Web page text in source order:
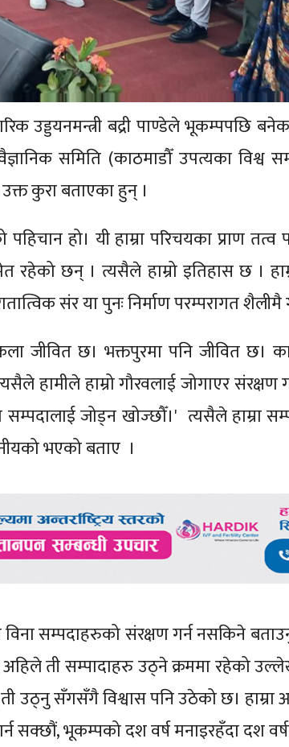
उड्डयनमन्त्री बद्री पाण्डेले भूकम्पपछि
समिति (काठमाडौँ उपत्यका विश्व
कुरा बताएका हुन् ।
हो। यी हाम्रा परिचयका प्राण
रहेको छन् । त्यसैले हाम्रो इतिहास छ ।
संर या पुनः निर्माण परम्परागत
जीवित छ। भक्तपुरमा पनि जीवित छ।
हामीले हाम्रो गौरवलाई जोगाएर संरक्षण
सम्पदालाई जोड्न खोज्छौँ।' त्यसैले हाम्रा
भएको बताए ।
विना सम्पदाहरुको संरक्षण गर्न नसकिने
अहिले ती सम्पादाहरु उठ्ने क्रममा रहेको
उठ्नु सँगसँगै विश्वास पनि उठेको छ। हाम्रा
सक्छौं, भूकम्पको दश वर्ष मनाइरहँदा दश